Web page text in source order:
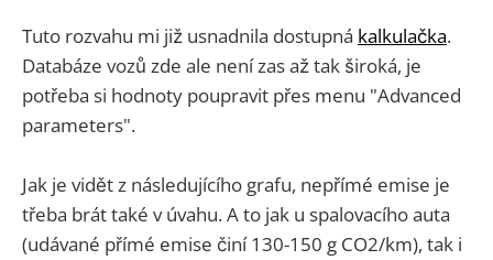
Tuto rozvahu mi již usnadnila dostupná kalkulačka.
Databáze vozů zde ale není zas až tak široká, je
potřeba si hodnoty poupravit přes menu "Advanced
parameters".
Jak je vidět z následujícího grafu, nepřímé emise je
třeba brát také v úvahu. A to jak u spalovacího auta
(udávané přímé emise činí 130-150 g CO2/km), tak i